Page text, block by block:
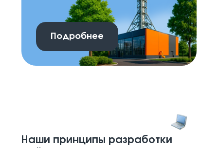
Подробнее
Наши принципы разработки